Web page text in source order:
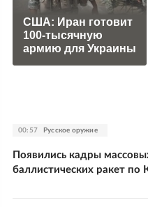
США: Иран готовит
100-тысячную
армию для Украины
00:57 Русское оружие
Появились кадры
баллистических ракет по